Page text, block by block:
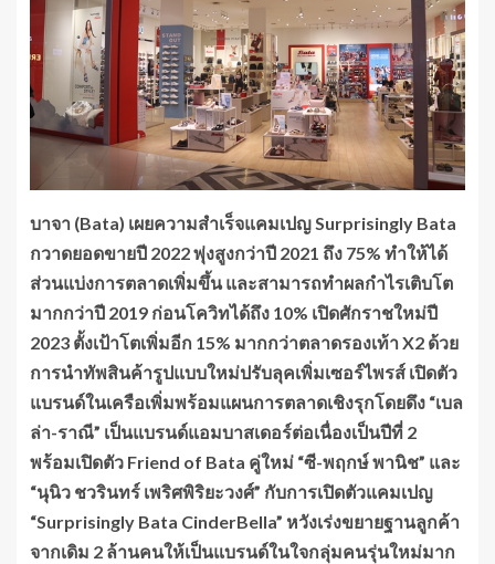
บาจา (Bata) เผยความสำเร็จแคมเปญ Surprisingly Bata
กวาดยอดขายปี 2022 พุ่งสูงกว่าปี 2021 ถึง 75% ทำให้ได้
ส่วนแบ่งการตลาดเพิ่มขึ้น และสามารถทำผลกำไรเติบโต
มากกว่าปี 2019 ก่อนโควิทได้ถึง 10% เปิดศักราชใหม่ปี
2023 ตั้งเป้าโตเพิ่มอีก 15% มากกว่าตลาดรองเท้า X2 ด้วย
การนำทัพสินค้ารูปแบบใหม่ปรับลุคเพิ่มเซอร์ไพรส์ เปิดตัว
แบรนด์ในเครือเพิ่มพร้อมแผนการตลาดเชิงรุกโดยดึง “เบล
ล่า-ราณี” เป็นแบรนด์แอมบาสเดอร์ต่อเนื่องเป็นปีที่ 2
พร้อมเปิดตัว Friend of Bata คู่ใหม่ “ซี-พฤกษ์ พานิช” และ
“นุนิว ชวรินทร์ เพริศพิริยะวงศ์” กับการเปิดตัวแคมเปญ
“Surprisingly Bata CinderBella” หวังเร่งขยายฐานลูกค้า
จากเดิม 2 ล้านคนให้เป็นแบรนด์ในใจกลุ่มคนรุ่นใหม่มาก